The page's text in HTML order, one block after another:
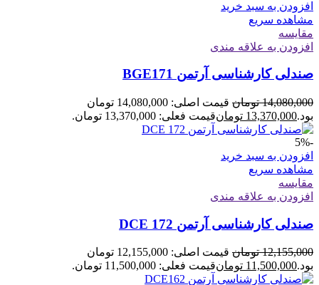
افزودن به سبد خرید
مشاهده سریع
مقایسه
افزودن به علاقه مندی
صندلی کارشناسی آرتمن BGE171
14,080,000 تومان
قیمت اصلی: 14,080,000 تومان
بود.13,370,000 تومانقیمت فعلی: 13,370,000 تومان.
-5%
افزودن به سبد خرید
مشاهده سریع
مقایسه
افزودن به علاقه مندی
صندلی کارشناسی آرتمن DCE 172
12,155,000 تومان
قیمت اصلی: 12,155,000 تومان
بود.11,500,000 تومانقیمت فعلی: 11,500,000 تومان.